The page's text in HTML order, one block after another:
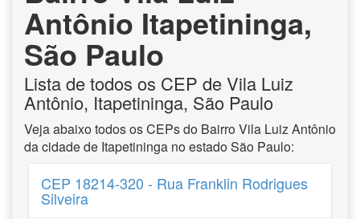
Antônio Itapetininga,
São Paulo
Lista de todos os CEP de Vila Luiz
Antônio, Itapetininga, São Paulo
Veja abaixo todos os CEPs do Bairro Vila Luiz Antônio
da cidade de Itapetininga no estado São Paulo:
CEP 18214-320 - Rua Franklin Rodrigues
Silveira